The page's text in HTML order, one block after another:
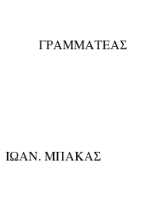
ΓΡΑΜΜΑΤΕΑΣ
ΙΩΑΝ. ΜΠΑΚΑΣ